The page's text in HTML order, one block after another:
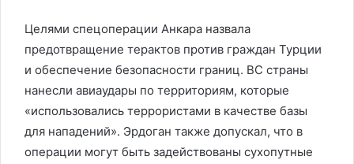
Целями спецоперации Анкара назвала
предотвращение терактов против граждан Турции
и обеспечение безопасности границ. ВС страны
нанесли авиаудары по территориям, которые
«использовались террористами в качестве базы
для нападений». Эрдоган также допускал, что в
операции могут быть задействованы сухопутные